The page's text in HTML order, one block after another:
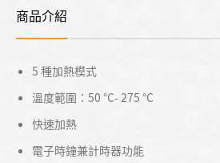
商品介紹
5 種加熱模式
溫度範圍：50 °C- 275 °C
快速加熱
電子時鐘兼計時器功能